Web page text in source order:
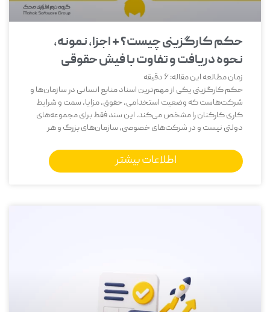
حکم کارگزینی چیست؟ + اجزا، نمونه،
نحوه دریافت و تفاوت با فیش حقوقی
زمان مطالعه این مقاله:6 دقیقه
حکم کارگزینی یکی از مهم‌ترین اسناد منابع انسانی در سازمان‌ها و
شرکت‌هاست که وضعیت استخدامی، حقوق، مزایا، سمت و شرایط
کاری کارکنان را مشخص می‌کند. این سند فقط برای مجموعه‌های
دولتی نیست و در شرکت‌های خصوصی، سازمان‌های بزرگ و هر
اطلاعات بیشتر